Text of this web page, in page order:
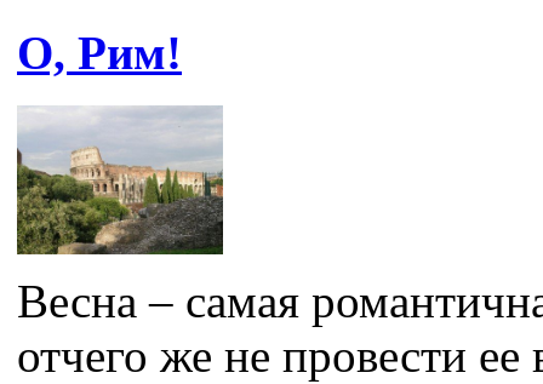
О, Рим!
Весна – самая
отчего же не провести ее